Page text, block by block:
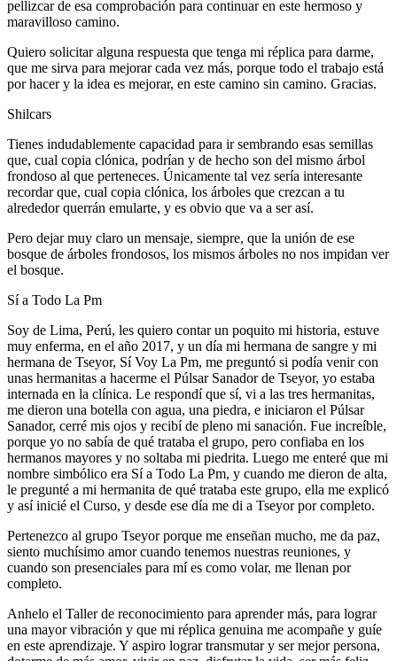
pellizcar de esa comprobación para continuar en este hermoso y
maravilloso camino.
Quiero solicitar alguna respuesta que tenga mi réplica para darme,
que me sirva para mejorar cada vez más, porque todo el trabajo está
por hacer y la idea es mejorar, en este camino sin camino. Gracias.
Shilcars
Tienes indudablemente capacidad para ir sembrando esas semillas
que, cual copia clónica, podrían y de hecho son del mismo árbol
frondoso al que perteneces. Únicamente tal vez sería interesante
recordar que, cual copia clónica, los árboles que crezcan a tu
alrededor querrán emularte, y es obvio que va a ser así.
Pero dejar muy claro un mensaje, siempre, que la unión de ese
bosque de árboles frondosos, los mismos árboles no nos impidan ver
el bosque.
Sí a Todo La Pm
Soy de Lima, Perú, les quiero contar un poquito mi historia, estuve
muy enferma, en el año 2017, y un día mi hermana de sangre y mi
hermana de Tseyor, Sí Voy La Pm, me preguntó si podía venir con
unas hermanitas a hacerme el Púlsar Sanador de Tseyor, yo estaba
internada en la clínica. Le respondí que sí, vi a las tres hermanitas,
me dieron una botella con agua, una piedra, e iniciaron el Púlsar
Sanador, cerré mis ojos y recibí de pleno mi sanación. Fue increíble,
porque yo no sabía de qué trataba el grupo, pero confiaba en los
hermanos mayores y no soltaba mi piedrita. Luego me enteré que mi
nombre simbólico era Sí a Todo La Pm, y cuando me dieron de alta,
le pregunté a mi hermanita de qué trataba este grupo, ella me explicó
y así inicié el Curso, y desde ese día me di a Tseyor por completo.
Pertenezco al grupo Tseyor porque me enseñan mucho, me da paz,
siento muchísimo amor cuando tenemos nuestras reuniones, y
cuando son presenciales para mí es como volar, me llenan por
completo.
Anhelo el Taller de reconocimiento para aprender más, para lograr
una mayor vibración y que mi réplica genuina me acompañe y guíe
en este aprendizaje. Y aspiro lograr transmutar y ser mejor persona,